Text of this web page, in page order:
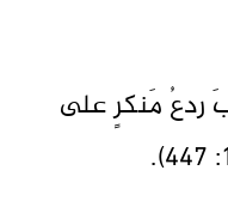
ردعُ مَنكرٍ على